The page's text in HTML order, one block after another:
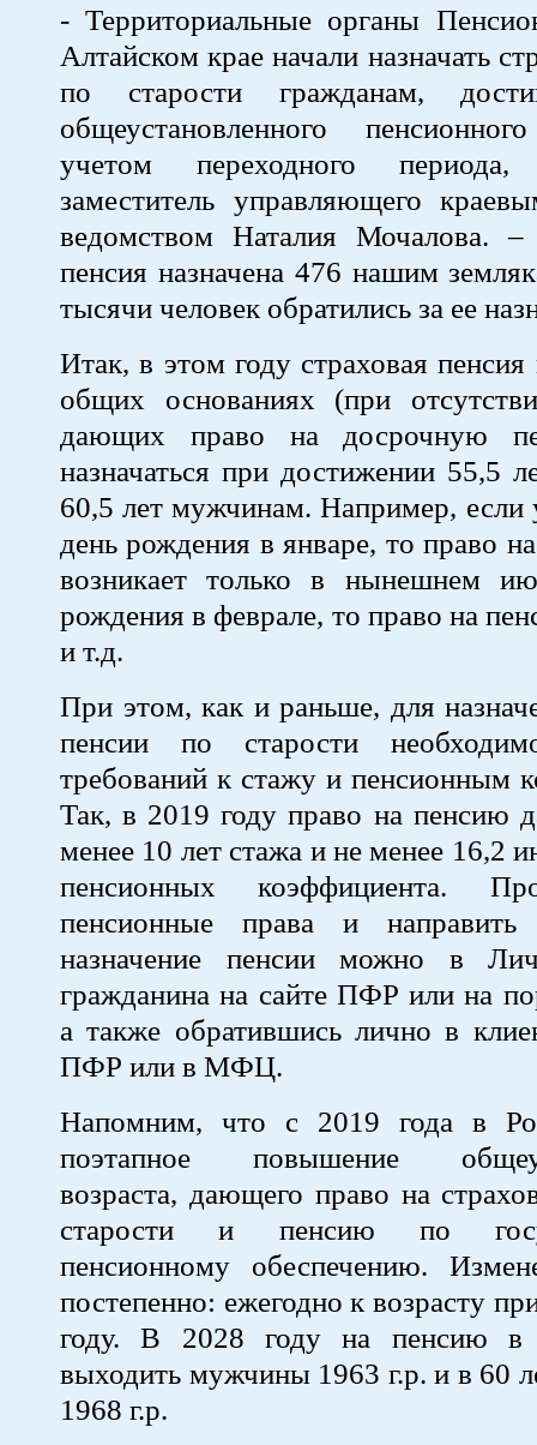
- Территориальные органы
Алтайском крае начали назначать
по старости гражданам,
общеустановленного
учетом переходного
заместитель управляющего
ведомством Наталия Мочалова.
пенсия назначена 476 нашим
тысячи человек обратились за ее
Итак, в этом году страховая пенсия
общих основаниях (при
дающих право на досрочную
назначаться при достижении 55,5
60,5 лет мужчинам. Например, если
день рождения в январе, то право
возникает только в нынешнем
рождения в феврале, то право на
и т.д.
При этом, как и раньше, для
пенсии по старости
требований к стажу и пенсионным
Так, в 2019 году право на пенсию
менее 10 лет стажа и не менее 16,2
пенсионных коэффициента.
пенсионные права и направить
назначение пенсии можно в
гражданина на сайте ПФР или на
а также обратившись лично в
ПФР или в МФЦ.
Напомним, что с 2019 года в
поэтапное повышение
возраста, дающего право на
старости и пенсию по
пенсионному обеспечению.
постепенно: ежегодно к возрасту
году. В 2028 году на пенсию в
выходить мужчины 1963 г.р. и в
1968 г.р.